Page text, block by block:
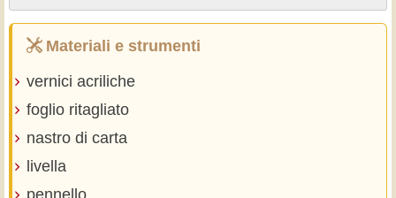
Materiali e strumenti
vernici acriliche
foglio ritagliato
nastro di carta
livella
pennello